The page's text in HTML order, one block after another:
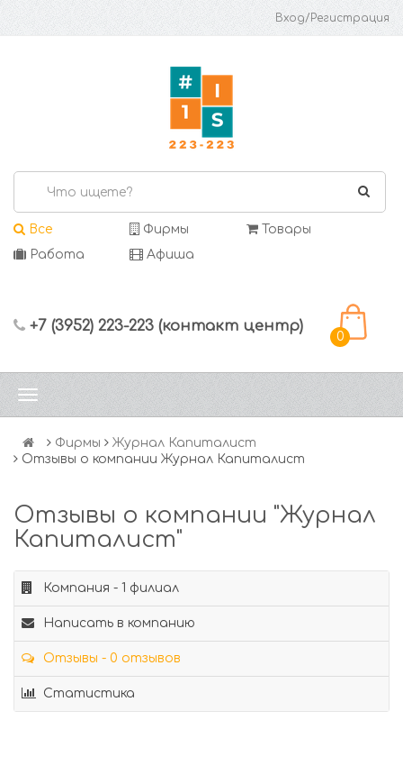
Вход/Регистрация
Все Фирмы
Товары
Работа
Афиша
+7 (3952) 223-223 (контакт центр)
0
Фирмы
Журнал Капиталист
Отзывы о компании Журнал Капиталист
Отзывы о компании "Журнал
Капиталист"
Компания - 1 филиал
Написать в компанию
Отзывы - 0 отзывов
Статистика